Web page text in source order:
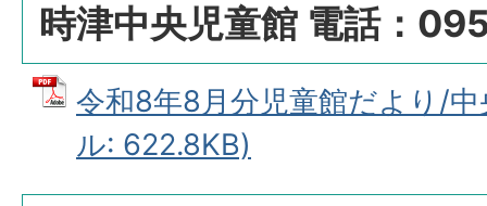
時津中央児童館 電話：
令和8年8月分児童館だより/
ル: 622.8KB)